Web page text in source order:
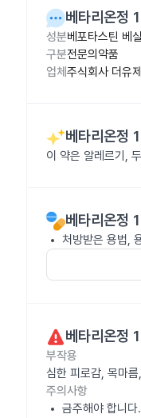
베타리온정
성분베포타스틴 베
구분전문의약품
업체 주식회사 더유
베타리온정
이 약은 알레르기,
베타리온정
처방받은 용법,
베타리온정
부작용
심한 피로감, 목마
주의사항
금주해야 합니다.